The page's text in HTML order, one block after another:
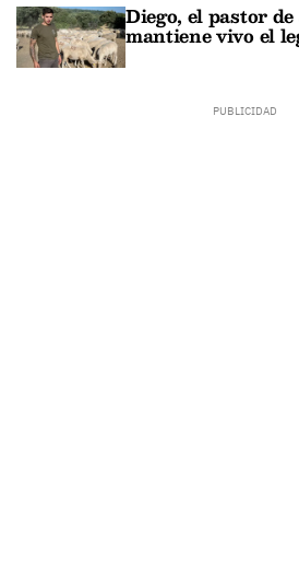
Diego, el pastor de
mantiene vivo el